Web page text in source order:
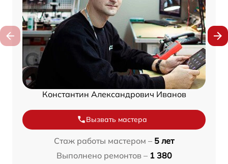
Константин Александрович Иванов
Вызвать мастера
Стаж работы мастером – 5 лет
Выполнено ремонтов – 1 380